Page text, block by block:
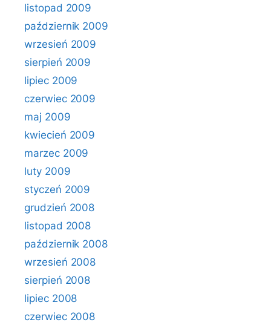
listopad 2009
październik 2009
wrzesień 2009
sierpień 2009
lipiec 2009
czerwiec 2009
maj 2009
kwiecień 2009
marzec 2009
luty 2009
styczeń 2009
grudzień 2008
listopad 2008
październik 2008
wrzesień 2008
sierpień 2008
lipiec 2008
czerwiec 2008